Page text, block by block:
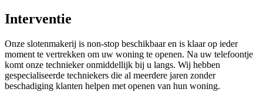
Interventie
Onze slotenmakerij is non-stop beschikbaar en is klaar op ieder
moment te vertrekken om uw woning te openen. Na uw telefoontje
komt onze technieker onmiddellijk bij u langs. Wij hebben
gespecialiseerde techniekers die al meerdere jaren zonder
beschadiging klanten helpen met openen van hun woning.